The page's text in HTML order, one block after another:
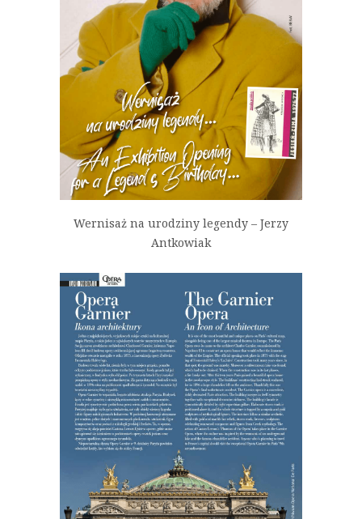
Wernisaż na urodziny legendy – Jerzy
Antkowiak